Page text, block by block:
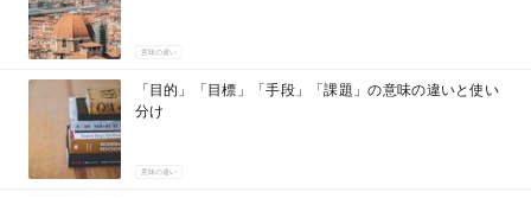
意味の違い
「目的」「目標」「手段」「課題」の意味の違いと使い
分け
意味の違い